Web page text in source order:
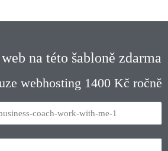
na této šabloně zdarma
webhosting 1400 Kč ročně